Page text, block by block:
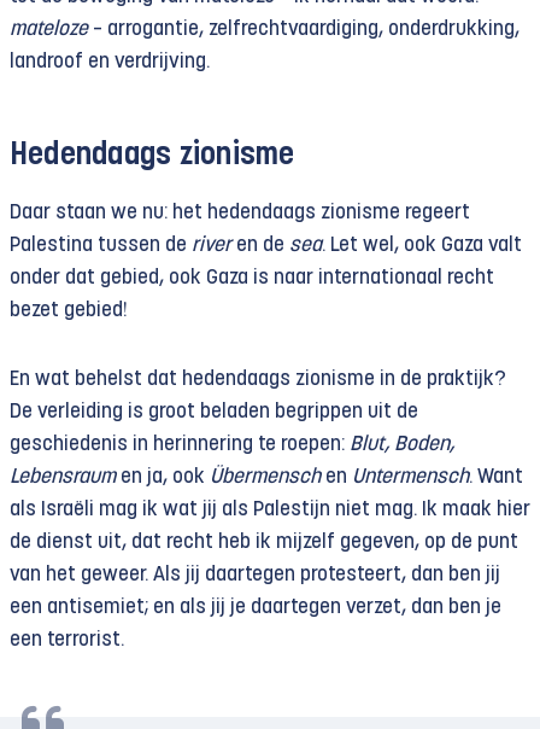
mateloze– arrogantie, zelfrechtvaardiging, onderdrukking,
landroof en verdrijving.
Hedendaags zionisme
Daar staan we nu: het hedendaags zionisme regeert
Palestina tussen de riveren de sea. Let wel, ook Gaza valt
onder dat gebied, ook Gaza is naar internationaal recht
bezet gebied!
En wat behelst dat hedendaags zionisme in de praktijk?
De verleiding is groot beladen begrippen uit de
geschiedenis in herinnering te roepen: Blut, Boden,
Lebensraum en ja, ook Übermensch en Untermensch. Want
als Israëli mag ik wat jij als Palestijn niet mag. Ik maak hier
de dienst uit, dat recht heb ik mijzelf gegeven, op de punt
van het geweer. Als jij daartegen protesteert, dan ben jij
een antisemiet; en als jij je daartegen verzet, dan ben je
een terrorist.